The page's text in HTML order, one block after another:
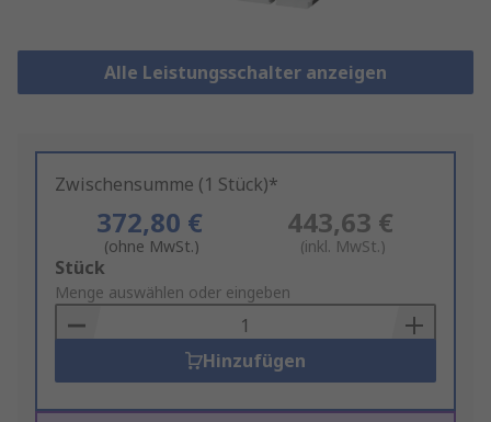
Alle Leistungsschalter anzeigen
Zwischensumme (1 Stück)*
372,80 €
(ohne MwSt.)
443,63 €
(inkl. MwSt.)
Add
to
Basket
Stück
Menge auswählen oder eingeben
Hinzufügen